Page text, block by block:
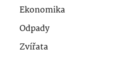
Ekonomika
Odpady
Zvířata